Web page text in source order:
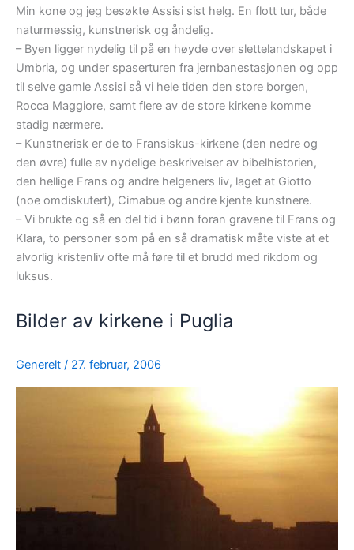
Min kone og jeg besøkte Assisi sist helg. En flott tur, både
naturmessig, kunstnerisk og åndelig.
– Byen ligger nydelig til på en høyde over slettelandskapet i
Umbria, og under spaserturen fra jernbanestasjonen og opp
til selve gamle Assisi så vi hele tiden den store borgen,
Rocca Maggiore, samt flere av de store kirkene komme
stadig nærmere.
– Kunstnerisk er de to Fransiskus-kirkene (den nedre og
den øvre) fulle av nydelige beskrivelser av bibelhistorien,
den hellige Frans og andre helgeners liv, laget at Giotto
(noe omdiskutert), Cimabue og andre kjente kunstnere.
– Vi brukte og så en del tid i bønn foran gravene til Frans og
Klara, to personer som på en så dramatisk måte viste at et
alvorlig kristenliv ofte må føre til et brudd med rikdom og
luksus.
Bilder av kirkene i Puglia
Generelt / 27. februar, 2006